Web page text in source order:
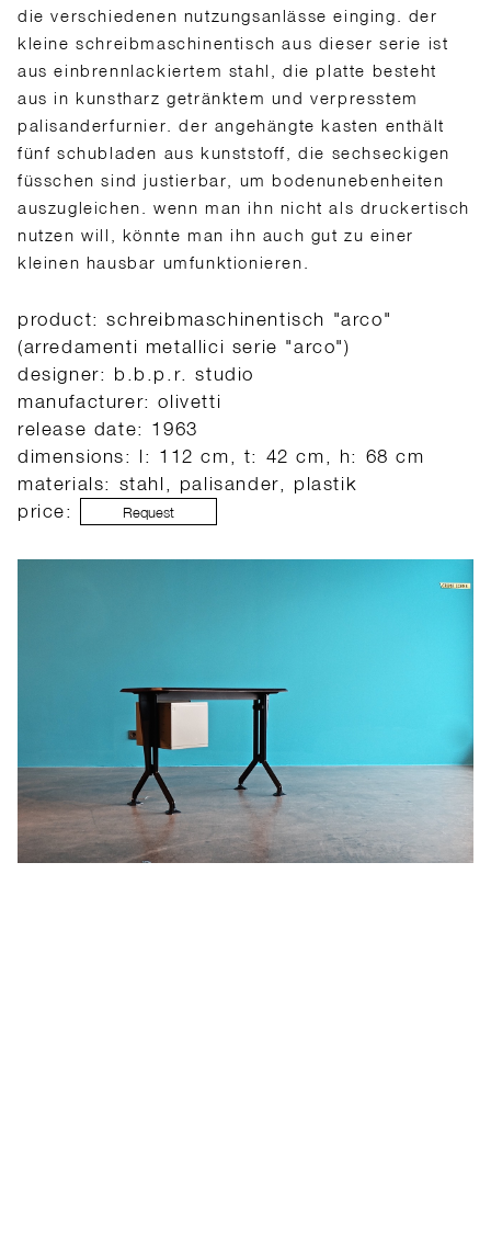
die verschiedenen nutzungsanlässe einging. der
kleine schreibmaschinentisch aus dieser serie ist
aus einbrennlackiertem stahl, die platte besteht
aus in kunstharz getränktem und verpresstem
palisanderfurnier. der angehängte kasten enthält
fünf schubladen aus kunststoff, die sechseckigen
füsschen sind justierbar, um bodenunebenheiten
auszugleichen. wenn man ihn nicht als druckertisch
nutzen will, könnte man ihn auch gut zu einer
kleinen hausbar umfunktionieren.
product: schreibmaschinentisch "arco"
(arredamenti metallici serie "arco")
designer: b.b.p.r. studio
manufacturer: olivetti
release date: 1963
dimensions: l: 112 cm, t: 42 cm, h: 68 cm
materials: stahl, palisander, plastik
price:
Request